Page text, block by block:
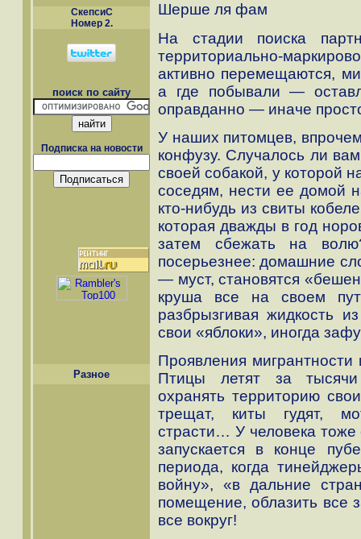
СкепсиС
Номер 2.
поиск по сайту
Подписка на новости
Разное
Шерше ля фам
На стадии поиска
территориально-
активно перемещаются,
а где побывали —
оправданно — иначе
У наших питомцев,
конфузу. Случалось ли
своей собакой, у которой
соседям, нести ее домой
кто-нибудь из свиты
которая дважды в год
затем сбежать на
посерьезнее: домашние
— муст, становятся
круша все на своем
разбрызгивая жидкость
свои «яблоки», иногда
Проявления
Птицы летят за тысячи
охранять территорию
трещат, киты гудят,
страсти… У человека
запускается в конце
периода, когда
войну», «в дальние
помещение, облазить все
все вокруг!